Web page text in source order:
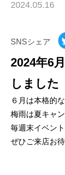
2024.05.16
SNSシェア
2024年6
しました
６月は本格的
梅雨は夏キャ
毎週末イベン
ぜひご来店お